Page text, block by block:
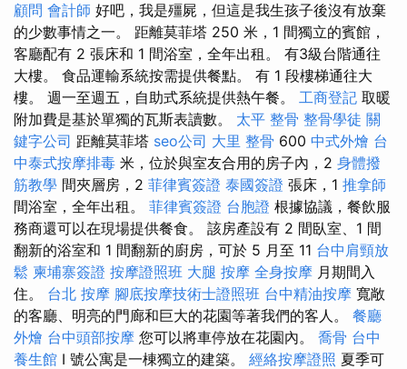
顧問 會計師 好吧，我是殭屍，但這是我生孩子後沒有放棄
的少數事情之一。 距離莫菲塔 250 米，1 間獨立的賓館，
客廳配有 2 張床和 1 間浴室，全年出租。 有3級台階通往
大樓。 食品運輸系統按需提供餐點。 有 1 段樓梯通往大
樓。 週一至週五，自助式系統提供熱午餐。 工商登記 取暖
附加費是基於單獨的瓦斯表讀數。 太平 整骨 整骨學徒 關
鍵字公司 距離莫菲塔 seo公司 大里 整骨 600 中式外燴 台
中泰式按摩排毒 米，位於與室友合用的房子內，2 身體撥
筋教學 間夾層房，2 菲律賓簽證 泰國簽證 張床，1 推拿師
間浴室，全年出租。 菲律賓簽證 台胞證 根據協議，餐飲服
務商還可以在現場提供餐食。 該房產設有 2 間臥室、1 間
翻新的浴室和 1 間翻新的廚房，可於 5 月至 11 台中肩頸放
鬆 柬埔寨簽證 按摩證照班 大腿 按摩 全身按摩 月期間入
住。 台北 按摩 腳底按摩技術士證照班 台中精油按摩 寬敞
的客廳、明亮的門廊和巨大的花園等著我們的客人。 餐廳
外燴 台中頭部按摩 您可以將車停放在花園內。 喬骨 台中
養生館 I 號公寓是一棟獨立的建築。 經絡按摩證照 夏季可